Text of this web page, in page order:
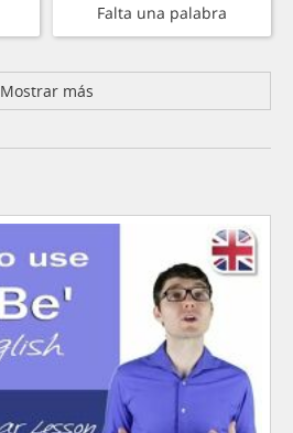
Falta una palabra
Mostrar más